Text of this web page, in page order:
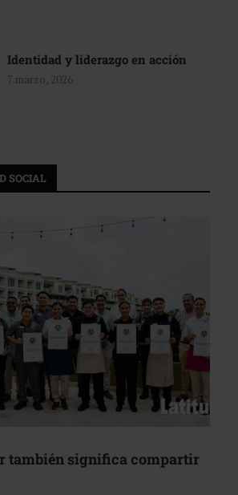
Identidad y liderazgo en acción
7 marzo, 2026
SOCIAL
también significa compartir